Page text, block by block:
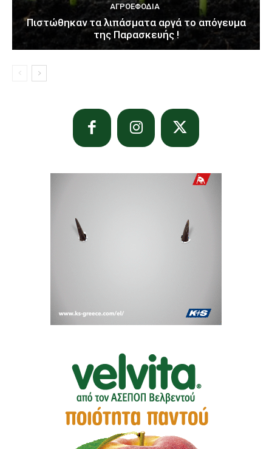
ΑΓΡΟΕΦΌΔΙΑ
Πιστώθηκαν τα λιπάσματα αργά το απόγευμα
της Παρασκευής !